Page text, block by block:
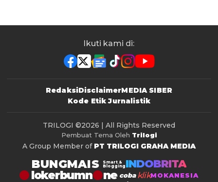
Ikuti kami di:
RedaksiDisclaimerMEDIA SIBER
Kode Etik Jurnalistik
TRILOGI ©2026 | All Rights Reserved
Pembuat Tema Oleh Trilogi
A Group Member of PT TRILOGI GRAHA MEDIA
BUNGMAIS
Smart &
Blogging INDOBRITA
lokerbumn coba klikMOKANESIA